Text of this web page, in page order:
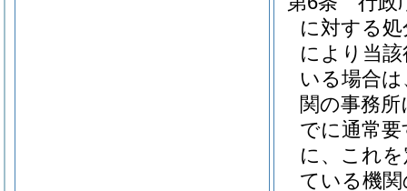
に対する
により当
いる場合
関の事務
でに通常
に、これ
ている機